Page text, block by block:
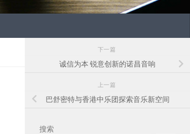
下一篇
诚信为本 锐意创新的诺昌音响
上一篇
巴舒密特与香港中乐团探索音乐新空间
搜索